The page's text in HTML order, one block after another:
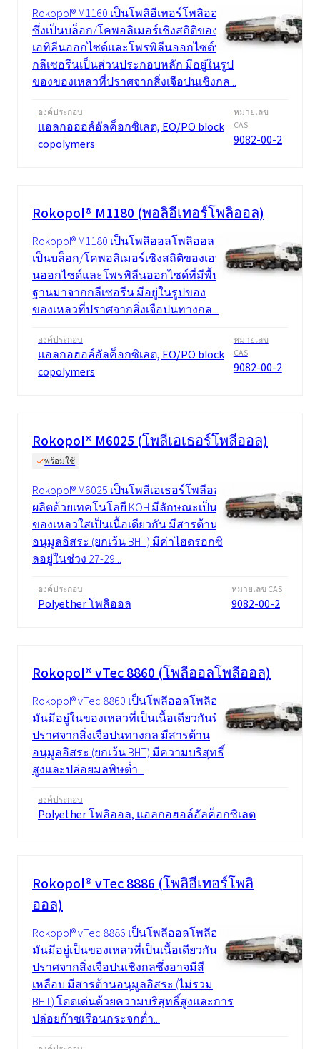
Rokopol® M1160 เป็นโพลิอีเทอร์โพลิออล
ซึ่งเป็นบล็อก/โคพอลิเมอร์เชิงสถิติของ
เอทิลีนออกไซด์และโพรพิลีนออกไซด์ที่มี
กลีเซอรีนเป็นส่วนประกอบหลัก มีอยู่ในรูป
ของของเหลวที่ปราศจากสิ่งเจือปนเชิงกล...
องค์ประกอบ
แอลกอฮอล์อัลค็อกซิเลต, EO/PO block
copolymers
หมายเลข
CAS
9082-00-2
Rokopol® M1180 (พอลิอีเทอร์โพลิออล)
Rokopol® M1180 เป็นโพลิออลโพลิออล ซึ่ง
เป็นบล็อก/โคพอลิเมอร์เชิงสถิติของเอทิลี
นออกไซด์และโพรพิลีนออกไซด์ที่มีพื้น
ฐานมาจากกลีเซอรีน มีอยู่ในรูปของ
ของเหลวที่ปราศจากสิ่งเจือปนทางกล...
องค์ประกอบ
แอลกอฮอล์อัลค็อกซิเลต, EO/PO block
copolymers
หมายเลข
CAS
9082-00-2
Rokopol® M6025 (โพลีเอเธอร์โพลีออล)
พร้อมใช้
Rokopol® M6025 เป็นโพลีเอเธอร์โพลีออลที่
ผลิตด้วยเทคโนโลยี KOH มีลักษณะเป็น
ของเหลวใสเป็นเนื้อเดียวกัน มีสารต้าน
อนุมูลอิสระ (ยกเว้น BHT) มีค่าไฮดรอกซิ
ลอยู่ในช่วง 27-29...
องค์ประกอบ
Polyether โพลิออล
หมายเลข CAS
9082-00-2
Rokopol® vTec 8860 (โพลีออลโพลีออล)
Rokopol® vTec 8860 เป็นโพลีออลโพลิออล
มันมีอยู่ในของเหลวที่เป็นเนื้อเดียวกันที่
ปราศจากสิ่งเจือปนทางกล มีสารต้าน
อนุมูลอิสระ (ยกเว้น BHT) มีความบริสุทธิ์
สูงและปล่อยมลพิษต่ำ...
องค์ประกอบ
Polyether โพลิออล, แอลกอฮอล์อัลค็อกซิเลต
Rokopol® vTec 8886 (โพลิอีเทอร์โพลิ
ออล)
Rokopol® vTec 8886 เป็นโพลีออลโพลีออล
มันมีอยู่เป็นของเหลวที่เป็นเนื้อเดียวกัน
ปราศจากสิ่งเจือปนเชิงกลซึ่งอาจมีสี
เหลือบ มีสารต้านอนุมูลอิสระ (ไม่รวม
BHT) โดดเด่นด้วยความบริสุทธิ์สูงและการ
ปล่อยก๊าซเรือนกระจกต่ำ...